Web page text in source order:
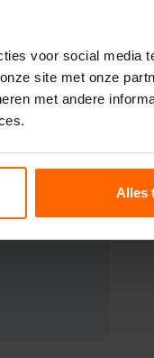
voor social media
site met onze
met andere
Alles
in
om een
truss
locatie?